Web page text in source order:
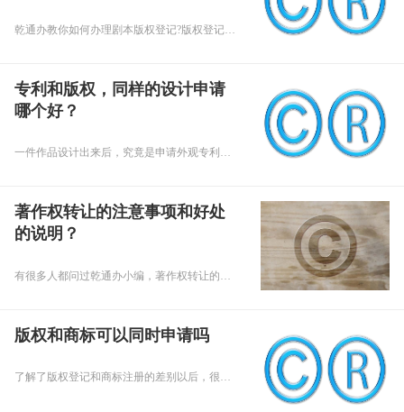
乾通办教你如何办理剧本版权登记?版权登记分两种方式，版权是很多企业及个人都会对自己的作品进行版权保护，那么如何办理版权登记呢，版权人申请或由其代理人申请，后者需提供申请人的委托授权书和身份证明。那么乾通办教你如何办理剧本版权登记?接下来我们就跟随乾通办小编为大家介绍一下。
专利和版权，同样的设计申请
哪个好？
一件作品设计出来后，究竟是申请外观专利好，还是申请著作权会比较好呢？接下来，小编就针对这个问题，做一个简单的分析。
著作权转让的注意事项和好处
的说明？
版权和商标可以同时申请吗
了解了版权登记和商标注册的差别以后，很多人会有这样的疑问：版权和商标可以同时申请吗?答案当然是可以的。下面跟随小编一起来了解一下吧。